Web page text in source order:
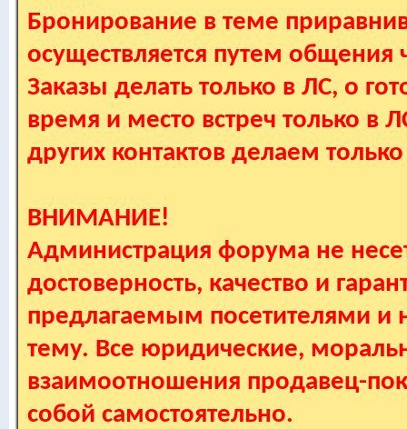
Бронирование в теме
осуществляется путем
Заказы делать только в ЛС, о
время и место встреч только в
других контактов делаем
ВНИМАНИЕ!
Администрация форума не
достоверность, качество и
предлагаемым посетителями и
тему. Все юридические,
взаимоотношения продавец-
собой самостоятельно.